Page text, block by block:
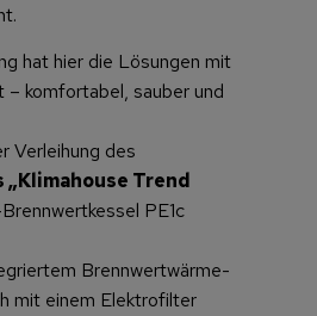
hat hier die Lösungen mit
– komfortabel, sauber und
Verleihung des
Trend
PE1c
Brennwertwärme-
mit einem Elektrofilter